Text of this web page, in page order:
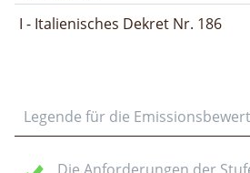
I - Italienisches Dekret Nr. 186
Legende für die